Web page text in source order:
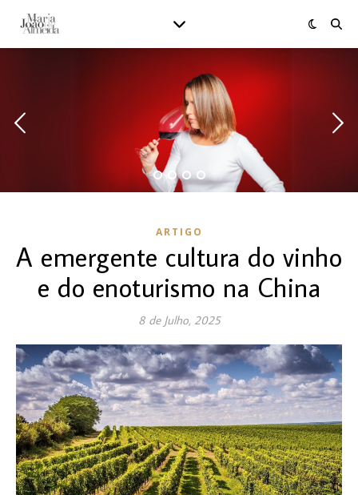
ARTIGO
A emergente cultura do vinho
e do enoturismo na China
8 de Julho, 2025